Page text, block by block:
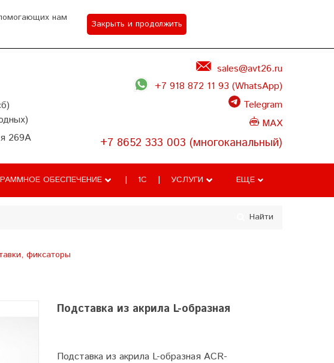
269А
sales@avt26.ru
+7 918 872 11 93 (WhatsApp)
Telegram
MAX
+7 8652 333 003 (многоканальный)
ОБЕСПЕЧЕНИЕ 1С УСЛУГИ ЕЩЕ
Найти
фиксаторы
Подставка из акрила L-образная
Подставка из акрила L-образная ACR-
нам
Закрыть и продолжить